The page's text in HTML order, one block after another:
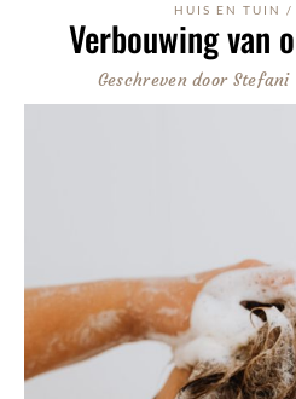
HUIS EN TUIN /
Verbouwing van
Geschreven doorStefani